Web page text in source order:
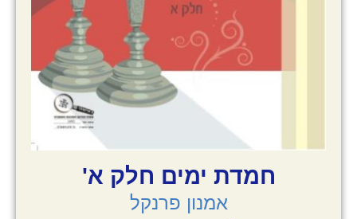
חמדת ימים חלק א'
אמנון פרנקל